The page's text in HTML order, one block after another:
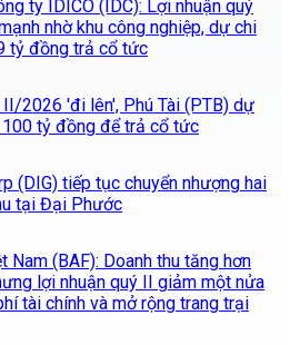
ty IDICO (IDC): Lợi nhuận quý
nhờ khu công nghiệp, dự chi
tỷ đồng trả cổ tức
II/2026 'đi lên', Phú Tài (PTB) dự
100 tỷ đồng để trả cổ tức
(DIG) tiếp tục chuyển nhượng hai
tại Đại Phước
Nam (BAF): Doanh thu tăng hơn
lợi nhuận quý II giảm một nửa
tài chính và mở rộng trang trại